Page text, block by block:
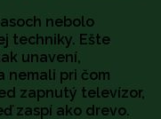
nebolo
techniky. Ešte
unavení,
nemali pri čom
zapnutý televízor,
zaspí ako drevo.